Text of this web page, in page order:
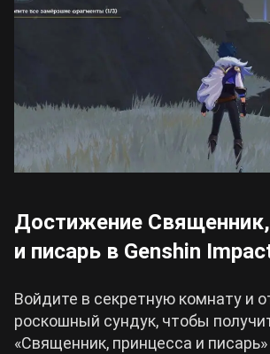
Достижение Священник,
и писарь в Genshin
Войдите в секретную комнату и
роскошный сундук, чтобы
«Священник, принцесса и